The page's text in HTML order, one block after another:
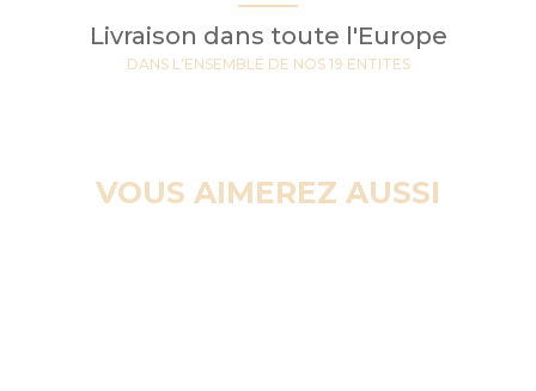
Livraison dans toute l'Europe
DANS L'ENSEMBLE DE NOS 19 ENTITES
VOUS AIMEREZ AUSSI